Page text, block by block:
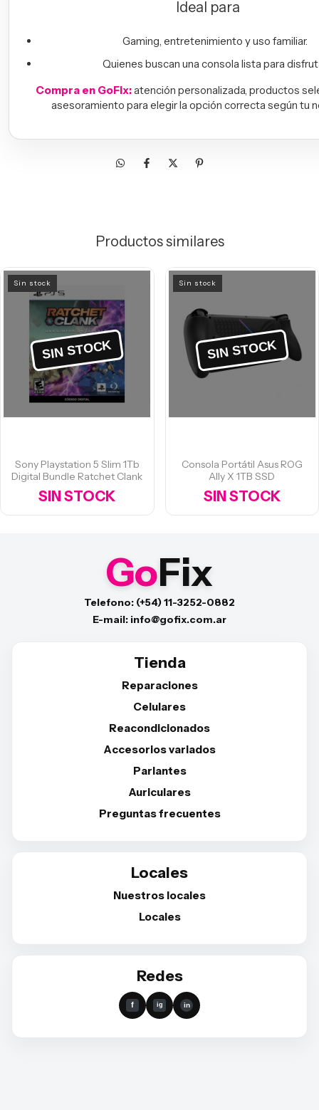
Ideal para
Gaming, entretenimiento y uso familiar.
Quienes buscan una consola lista para
Compra en GoFix:atención personalizada, productos
asesoramiento para elegir la opción correcta según tu
Productos similares
Sin stock
Sony Playstation 5 Slim 1Tb
Digital Bundle Ratchet Clank
SIN STOCK
Sin stock
Consola Portátil Asus ROG
Ally X 1TB SSD
SIN STOCK
GoFix
Telefono: (+54) 11-3252-0882
E-mail: info@gofix.com.ar
Tienda
Reparaciones
Celulares
Reacondicionados
Accesorios variados
Parlantes
Auriculares
Preguntas frecuentes
Locales
Nuestros locales
Locales
Redes